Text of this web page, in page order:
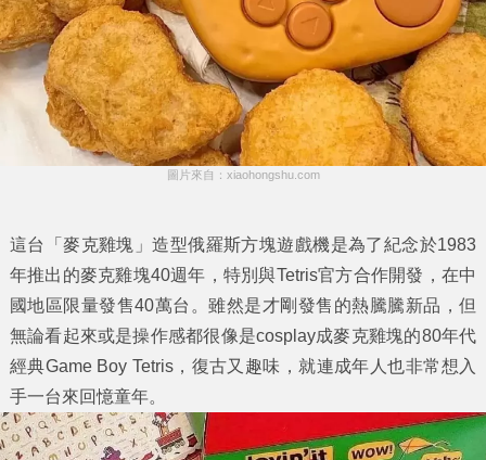
圖片來自：xiaohongshu.com
這台「麥克雞塊」造型俄羅斯方塊遊戲機是為了紀念於1983
年推出的麥克雞塊40週年，特別與Tetris官方合作開發，在中
國地區限量發售40萬台。雖然是才剛發售的熱騰騰新品，但
無論看起來或是操作感都很像是cosplay成麥克雞塊的80年代
經典Game Boy Tetris，復古又趣味，就連成年人也非常想入
手一台來回憶童年。